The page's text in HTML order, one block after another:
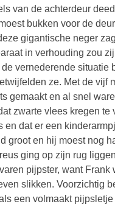
van de achterdeur
bukken voor de
gigantische neger
in verhouding zou
vernederende situatie
ze. Met de vijf
gemaakt en al snel
zwarte vlees kregen te
dat er een
groot en hij moest nog
ging op zijn rug
pijpster, want Frank
slikken. Voorzichtig
een volmaakt